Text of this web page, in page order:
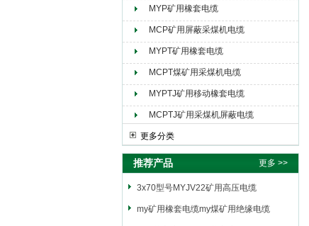
MYP矿用橡套电缆
MCP矿用屏蔽采煤机电缆
MYPT矿用橡套电缆
MCPT煤矿用采煤机电缆
MYPTJ矿用移动橡套电缆
MCPTJ矿用采煤机屏蔽电缆
更多分类
推荐产品 更多 >>
3x70型号MYJV22矿用高压电缆
my矿用橡套电缆my煤矿用绝缘电缆